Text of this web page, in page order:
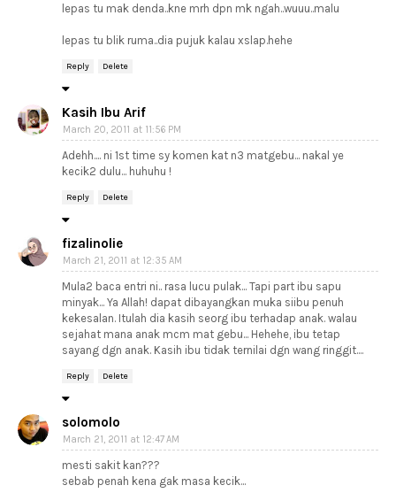
lepas tu mak denda..kne mrh dpn mk ngah..wuuu..malu
lepas tu blik ruma..dia pujuk kalau xslap.hehe
Reply Delete
Kasih Ibu Arif
March 20, 2011 at 11:56 PM
Adehh.... ni 1st time sy komen kat n3 matgebu... nakal ye
kecik2 dulu... huhuhu !
Reply Delete
fizalinolie
March 21, 2011 at 12:35 AM
Mula2 baca entri ni.. rasa lucu pulak... Tapi part ibu sapu
minyak... Ya Allah! dapat dibayangkan muka siibu penuh
kekesalan. Itulah dia kasih seorg ibu terhadap anak. walau
sejahat mana anak mcm mat gebu... Hehehe, ibu tetap
sayang dgn anak. Kasih ibu tidak ternilai dgn wang ringgit....
Reply Delete
solomolo
March 21, 2011 at 12:47 AM
mesti sakit kan???
sebab penah kena gak masa kecik...